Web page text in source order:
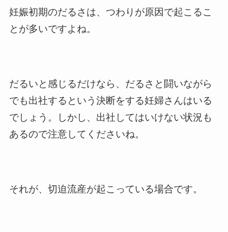
妊娠初期のだるさは、つわりが原因で起こるこ
とが多いですよね。
だるいと感じるだけなら、だるさと闘いながら
でも出社するという決断をする妊婦さんはいる
でしょう。しかし、出社してはいけない状況も
あるので注意してくださいね。
それが、切迫流産が起こっている場合です。